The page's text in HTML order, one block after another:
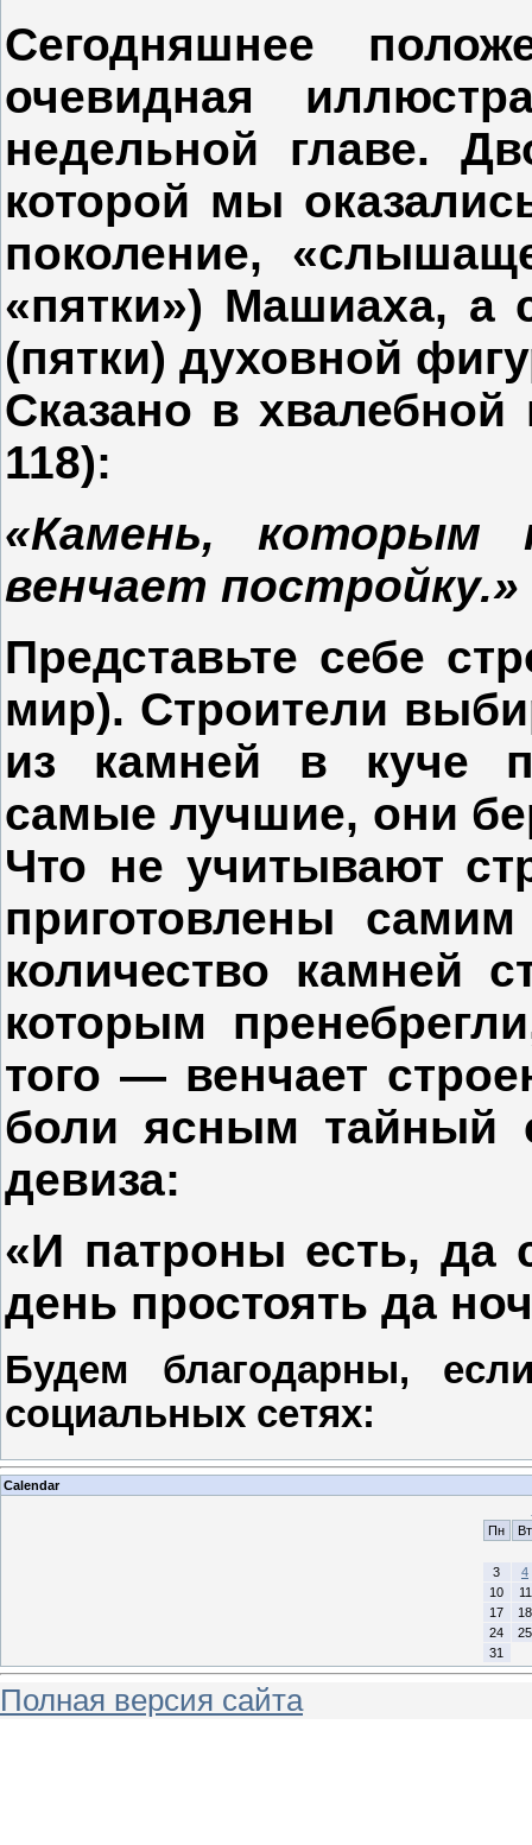
Сегодняшнее
очевидная
недельной главе.
которой мы
поколение,
«пятки») Машиаха,
(пятки) духовной
Сказано в хвалебной
118):
«Камень, которым
венчает постройку.»
Представьте себе
мир). Строители
из камней в куче
самые лучшие, они
Что не учитывают
приготовлены
количество камней
которым
того — венчает
боли ясным тайный
девиза:
«И патроны есть, да
день простоять да
Будем благодарны,
социальных сетях:
Calendar
Пн
Вт
3
4
10
11
17
18
24
25
31
Полная версия сайта